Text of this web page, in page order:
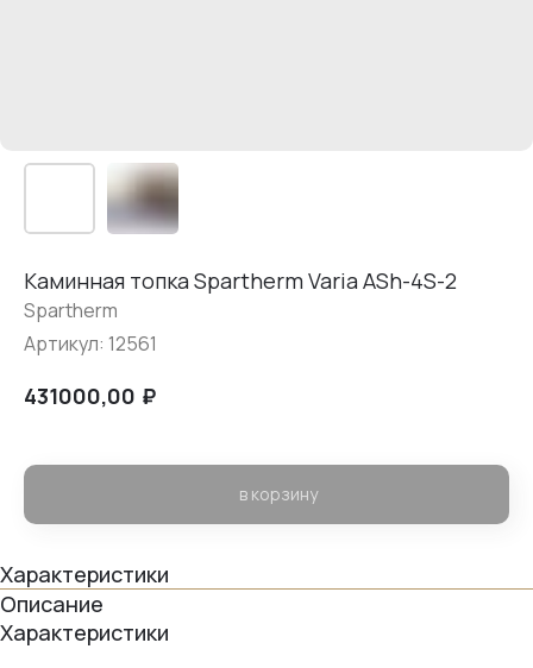
Каминная топка Spartherm Varia ASh-4S-2
Spartherm
Артикул: 12561
431000,00 ₽
в корзину
Характеристики
Описание
Характеристики